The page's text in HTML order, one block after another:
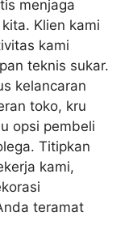
menjaga
Klien kami
kami
teknis sukar.
kelancaran
toko, kru
opsi pembeli
Titipkan
kami,
teramat